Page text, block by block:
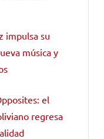
impulsa su
música y
el
regresa